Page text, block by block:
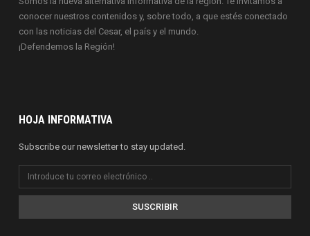
conocer nuestros contenidos y, sobre todo, a que estés conectado
con las noticias del Cesar, el país y el mundo.
¡Defendemos la Región!
HOJA INFORMATIVA
Subscribe our newsletter to stay updated.
SUSCRIBIR